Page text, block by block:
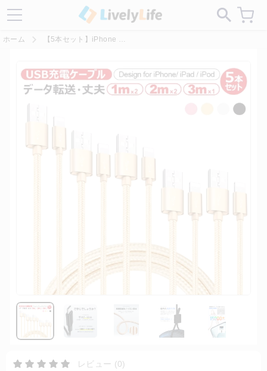
サイトにある偽サイトにご注意ください！
ホーム 【5本セット】iPhone 充電ケーブル ライトニング タイプ c android 送料無料
レビュー (0)